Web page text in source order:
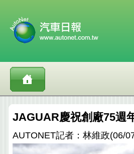
JAGUAR慶祝創廠75週
AUTONET記者：林維政(06/